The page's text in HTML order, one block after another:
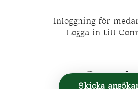
Skicka
Inloggning för
Logga in till